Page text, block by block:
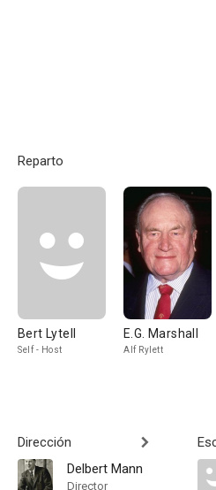
Reparto
Bert Lytell
Self - Host
E.G. Marshall
Alf Rylett
Dirección
Delbert Mann
Director